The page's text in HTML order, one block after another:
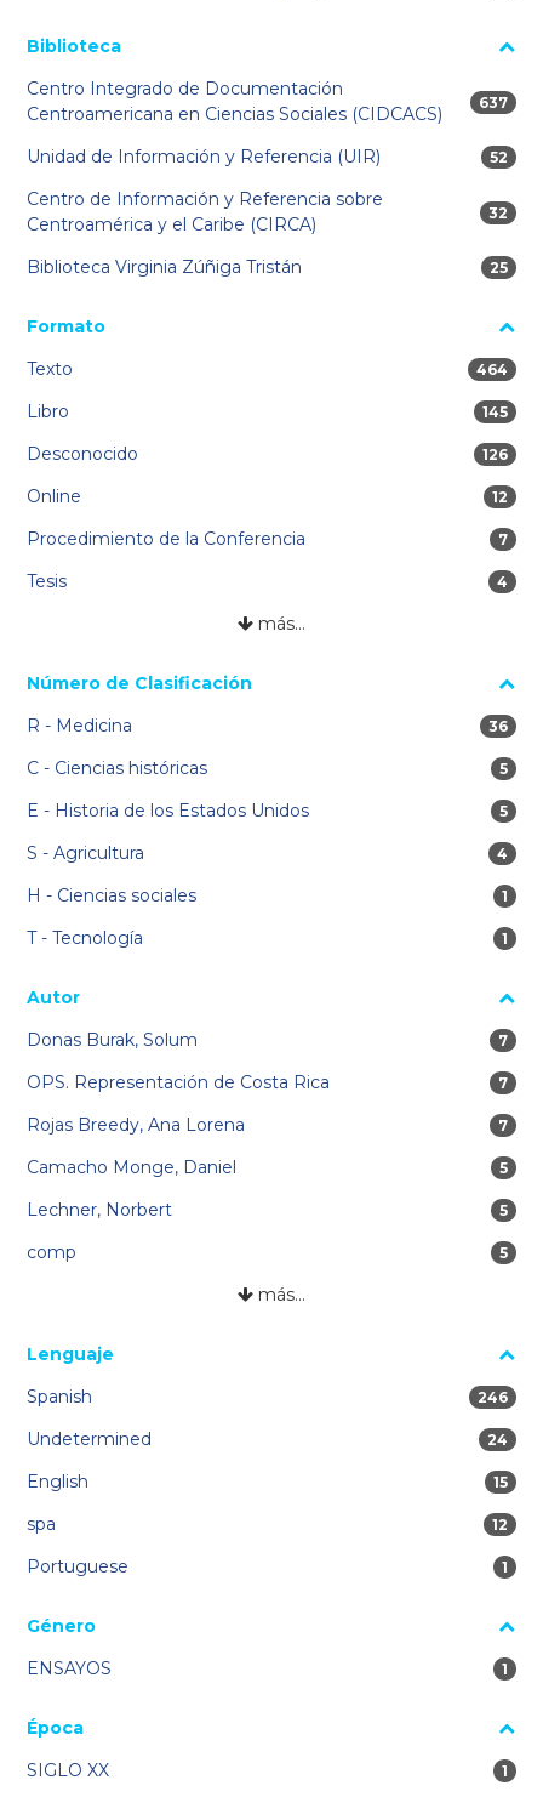
Biblioteca
Centro Integrado de Documentación
Centroamericana en Ciencias Sociales (CIDCACS)
637
637
Unidad de Información y Referencia (UIR) 52
52
Centro de Información y Referencia sobre
Centroamérica y el Caribe (CIRCA)
32
32
Biblioteca Virginia Zúñiga Tristán 25
25
Formato
Texto
464
464
Libro 145
145
Desconocido 126
126
Online 12
12
Procedimiento de la Conferencia 7
7
Tesis 4
4
más…
Número de Clasificación
R - Medicina
36
36
C - Ciencias históricas 5
5
E - Historia de los Estados Unidos 5
5
S - Agricultura 4
4
H - Ciencias sociales 1
1
T - Tecnología 1
1
Autor
Donas Burak, Solum
7
7
OPS. Representación de Costa Rica 7
7
Rojas Breedy, Ana Lorena 7
7
Camacho Monge, Daniel 5
5
Lechner, Norbert 5
5
comp 5
5
más…
Lenguaje
Spanish
246
246
Undetermined 24
24
English 15
15
spa 12
12
Portuguese 1
1
Género
ENSAYOS
1
1
Época
SIGLO XX
1
1